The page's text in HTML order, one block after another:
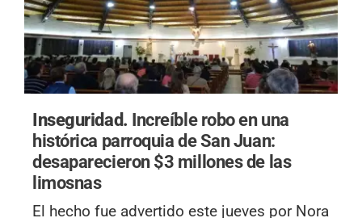
Inseguridad. Increíble robo en una
histórica parroquia de San Juan:
desaparecieron $3 millones de las
limosnas
El hecho fue advertido este jueves por Nora